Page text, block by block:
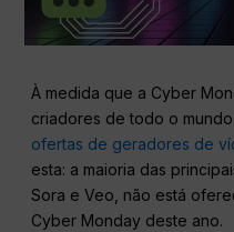
À medida que a Cyber
criadores de todo o
ofertas de geradores de
esta: a maioria das
Sora e Veo, não está
Cyber Monday deste ano.